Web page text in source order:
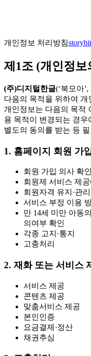
개인정보 처리방침storybit
제1조 (개인정보
(주)디지털한글(‘북모아’,
다음의 목적을 위하여
개인정보는 다음의 목적
용 목적이 변경되는 경
별도의 동의를 받는 등
1. 홈페이지 회원 가
회원 가입 의사 확인
회원제 서비스 제
회원자격 유지·관리
서비스 부정 이용 방
만 14세 미만 아동
의여부 확인
각종 고지·통지
고충처리
2. 재화 또는 서비스
서비스 제공
콘텐츠 제공
맞춤서비스 제공
본인인증
요금결제·정산
채권추심